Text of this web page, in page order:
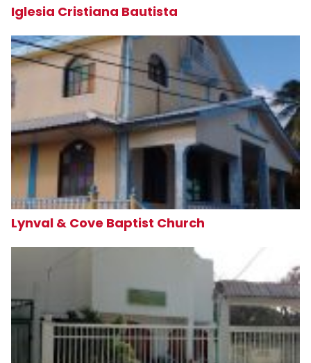
Iglesia Cristiana Bautista
Lynval & Cove Baptist Church